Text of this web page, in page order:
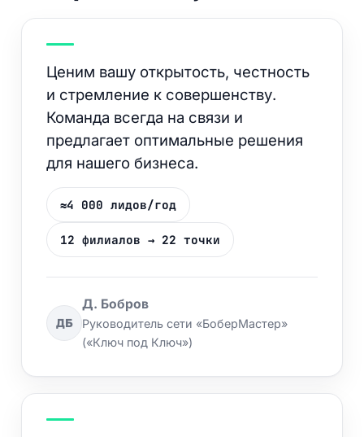
Ценим вашу открытость, честность
и стремление к совершенству.
Команда всегда на связи и
предлагает оптимальные решения
для нашего бизнеса.
≈4 000 лидов/год
12 филиалов → 22 точки
ДБ
Д. Бобров
Руководитель сети «БоберМастер»
(«Ключ под Ключ»)